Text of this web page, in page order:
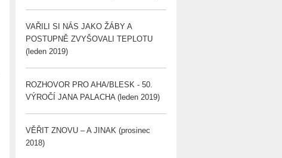
VAŘILI SI NÁS JAKO ŽÁBY A
POSTUPNĚ ZVYŠOVALI TEPLOTU
(leden 2019)
ROZHOVOR PRO AHA/BLESK - 50.
VÝROČÍ JANA PALACHA (leden 2019)
VĚŘIT ZNOVU – A JINAK (prosinec
2018)